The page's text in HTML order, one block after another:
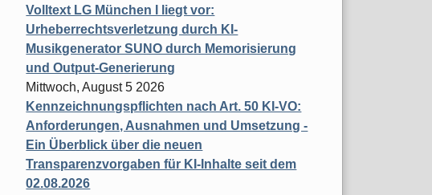
Volltext LG München I liegt vor:
Urheberrechtsverletzung durch KI-
Musikgenerator SUNO durch Memorisierung
und Output-Generierung
Mittwoch, August 5 2026
Kennzeichnungspflichten nach Art. 50 KI-VO:
Anforderungen, Ausnahmen und Umsetzung -
Ein Überblick über die neuen
Transparenzvorgaben für KI-Inhalte seit dem
02.08.2026